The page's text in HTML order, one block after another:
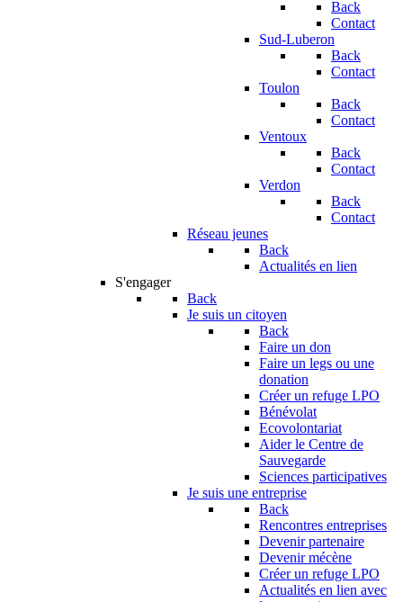
Back
Contact
Sud-Luberon
Back
Contact
Toulon
Back
Contact
Ventoux
Back
Contact
Verdon
Back
Contact
Réseau jeunes
Back
Actualités en lien
S'engager
Back
Je suis un citoyen
Back
Faire un don
Faire un legs ou une
donation
Créer un refuge LPO
Bénévolat
Ecovolontariat
Aider le Centre de
Sauvegarde
Sciences participatives
Je suis une entreprise
Back
Rencontres entreprises
Devenir partenaire
Devenir mécène
Créer un refuge LPO
Actualités en lien avec